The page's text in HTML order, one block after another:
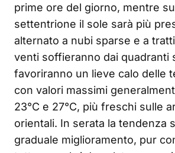
prime ore del giorno, mentre
settentrione il sole sarà più
alternato a nubi sparse e a
venti soffieranno dai quadranti
favoriranno un lieve calo delle
con valori massimi
23°C e 27°C, più freschi sulle
orientali. In serata la tendenza
graduale miglioramento, pur